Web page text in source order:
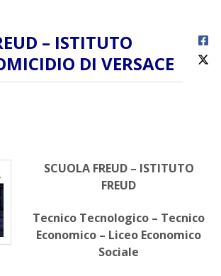
– ISTITUTO
DI VERSACE
SCUOLA FREUD – ISTITUTO
FREUD
Tecnico Tecnologico – Tecnico
Economico – Liceo Economico
Sociale